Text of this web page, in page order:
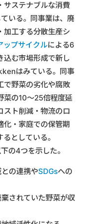
サステナブルな消費
いる。同事業は、廃
加⼯する分散⽣産シ
ップサイクルによる6
込む市場形成で新し
はみている。同事
で野菜の劣化や腐敗
菜の10〜25倍程度延
スト削減・物流のロ
化・家庭での保管期
としている。
の4つを示した。
の連携やSDGsへの
されていた野菜が収